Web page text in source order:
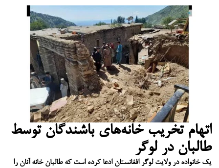
اتهام تخریب خانه‌های باشندگان توسط
طالبان در لوگر
یک خانواده در ولایت لوگر افغانستان ادعا کرده است که طالبان خانه آنان را